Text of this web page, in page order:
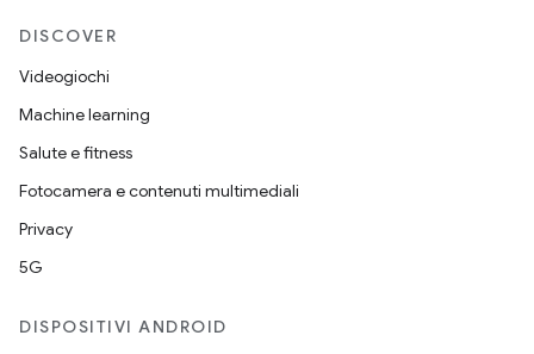
DISCOVER
Videogiochi
Machine learning
Salute e fitness
Fotocamera e contenuti multimediali
Privacy
5G
DISPOSITIVI ANDROID